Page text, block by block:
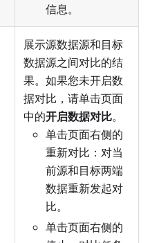
信息。
展示源数据源和目标
数据源之间对比的结
果。如果您未开启数
据对比，请单击页面
中的开启数据对比。
单击页面右侧的
重新对比：对当
前源和目标两端
数据重新发起对
比。
单击页面右侧的